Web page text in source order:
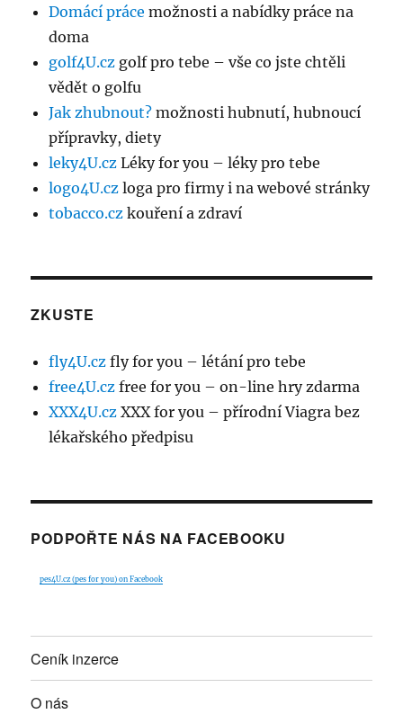
Domácí práce možnosti a nabídky práce na
doma
golf4U.cz golf pro tebe – vše co jste chtěli
vědět o golfu
Jak zhubnout? možnosti hubnutí, hubnoucí
přípravky, diety
leky4U.cz Léky for you – léky pro tebe
logo4U.cz loga pro firmy i na webové stránky
tobacco.cz kouření a zdraví
ZKUSTE
fly4U.cz fly for you – létání pro tebe
free4U.cz free for you – on-line hry zdarma
XXX4U.cz XXX for you – přírodní Viagra bez
lékařského předpisu
PODPOŘTE NÁS NA FACEBOOKU
pes4U.cz (pes for you) on Facebook
Ceník inzerce
O nás